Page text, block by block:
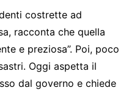
costrette ad
racconta che quella
e preziosa”. Poi, poco
Oggi aspetta il
dal governo e chiede